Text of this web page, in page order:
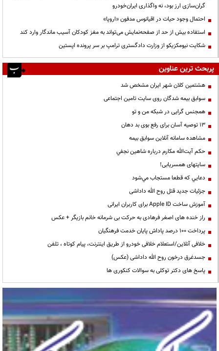
گران‌سازی ارز بود، نه واگذاری ایران‌خودرو
احتمال وجود حیات در اقیانوس مدفون «اروپا»
استفاده بیش از حد از صفحه‌نمایش می‌تواند به مغز کودکان آسیب ماندگار وارد کند
شکایت نیومکزیکو از وزارت دادگستری ترامپ بر سر پرونده اپستین
پربحث ترین عناوین
هشتمین کلان شهر ایران مشخص شد
سوابق بیمه شدگان روی سایت تامین اجتماعی
همجنس گرایی در شبکه من و تو
13 توصیه آسان برای رفع بوی بد دهان
مشاهده سامانه آنلاين سوابق بیمه
حكم آيت‌الله مكارم درباره شاهين نجفي
سایتهای همسریابی!
دعايي كه قطعا مستجاب مي‌شود
جزئیات جدید قتل روح الله داداشی
آموزش ساخت Apple ID برای کاربران ایرانی
راز خنده های اصغر فرهادی به حرکت بی شرمانه خانم بازیگر + عکس
پرداخت ۱۰۰ درصد پاداش پایان خدمت فرهنگیان
خلافی آنلاین/استعلام خلافی خودرو از طریق اینترنت، پیام کوتاه ، تلفن
جسدغرق درخون روح الله داداشی (عکس)
پاسخ های دکتر توکلی به سوالات کنکوری ها